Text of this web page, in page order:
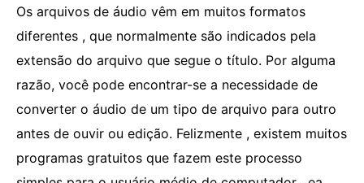
Os arquivos de áudio vêm em muitos formatos
diferentes , que normalmente são indicados pela
extensão do arquivo que segue o título. Por alguma
razão, você pode encontrar-se a necessidade de
converter o áudio de um tipo de arquivo para outro
antes de ouvir ou edição. Felizmente , existem muitos
programas gratuitos que fazem este processo